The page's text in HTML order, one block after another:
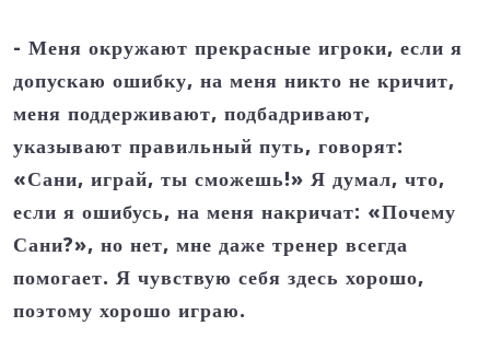
- Меня окружают прекрасные игроки, если я
допускаю ошибку, на меня никто не кричит,
меня поддерживают, подбадривают,
указывают правильный путь, говорят:
«Сани, играй, ты сможешь!» Я думал, что,
если я ошибусь, на меня накричат: «Почему
Сани?», но нет, мне даже тренер всегда
помогает. Я чувствую себя здесь хорошо,
поэтому хорошо играю.